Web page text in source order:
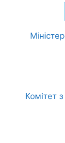
Комітет